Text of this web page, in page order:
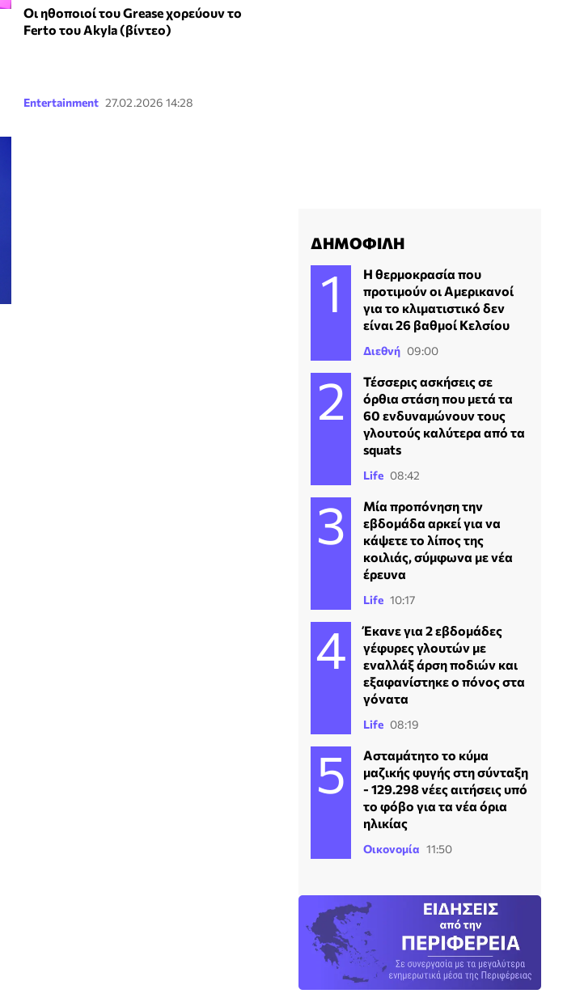
Οι ηθοποιοί του Grease χορεύουν το
Ferto του Αkyla (βίντεο)
Entertainment 27.02.2026 14:28
ΔΗΜΟΦΙΛΗ
Η θερμοκρασία που
προτιμούν οι Αμερικανοί
για το κλιματιστικό δεν
είναι 26 βαθμοί Κελσίου
Διεθνή 09:00
Τέσσερις ασκήσεις σε
όρθια στάση που μετά τα
60 ενδυναμώνουν τους
γλουτούς καλύτερα από τα
squats
Life 08:42
Μία προπόνηση την
εβδομάδα αρκεί για να
κάψετε το λίπος της
κοιλιάς, σύμφωνα με νέα
έρευνα
Life 10:17
Έκανε για 2 εβδομάδες
γέφυρες γλουτών με
εναλλάξ άρση ποδιών και
εξαφανίστηκε ο πόνος στα
γόνατα
Life 08:19
Ασταμάτητο το κύμα
μαζικής φυγής στη σύνταξη
- 129.298 νέες αιτήσεις υπό
το φόβο για τα νέα όρια
ηλικίας
Οικονομία 11:50